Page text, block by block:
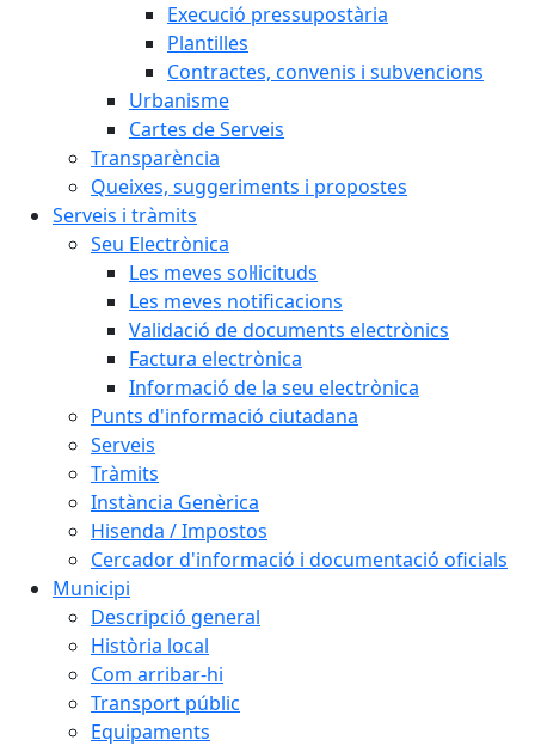
Execució pressupostària
Plantilles
Contractes, convenis i subvencions
Urbanisme
Cartes de Serveis
Transparència
Queixes, suggeriments i propostes
Serveis i tràmits
Seu Electrònica
Les meves sol·licituds
Les meves notificacions
Validació de documents electrònics
Factura electrònica
Informació de la seu electrònica
Punts d'informació ciutadana
Serveis
Tràmits
Instància Genèrica
Hisenda / Impostos
Cercador d'informació i documentació oficials
Municipi
Descripció general
Història local
Com arribar-hi
Transport públic
Equipaments